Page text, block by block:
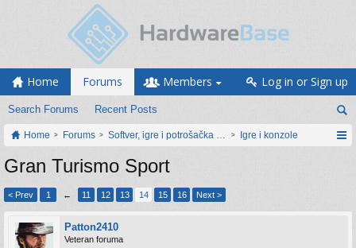
Home Forums
Search Forums Recent Posts
Members Log in or Sign up
Home Forums Softver, igre i potrošačka elektronikaIgre i konzole
Gran Turismo Sport
< Prev 1 ← 11 12 13 14 15 16 Next >
Patton2410
Veteran foruma